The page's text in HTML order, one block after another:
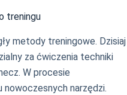
treningu
metody treningowe. Dzisiaj
za ćwiczenia techniki
W procesie
narzędzi.